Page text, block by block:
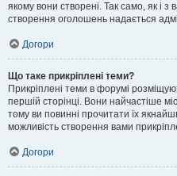
якому вони створені. Так само, як і
створення оголошень надається
Догори
Що таке прикріплені теми?
Прикріплені теми в форумі
першій сторінці. Вони найчастіше
тому ви повинні прочитати їх
можливість створення вами
Догори